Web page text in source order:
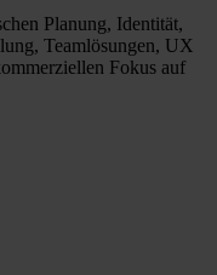
Planung, Identität,
Teamlösungen, UX
Fokus auf